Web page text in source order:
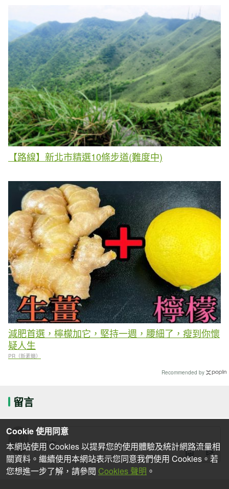
【路線】新北市精選10條步道(難度中)
減肥首選，檸檬加它，堅持一週，腰細了，瘦到你懷
疑人生
PR（新素簡）
Recommended by
留言
Cookie 使用同意
本網站使用 Cookies 以提昇您的使用體驗及統計網路流量相
關資料。繼續使用本網站表示您同意我們使用 Cookies。若
您想進一步了解，請參閱 Cookies 聲明 。